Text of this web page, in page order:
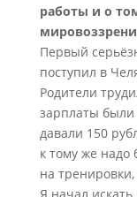
работы и о
Первый
поступил в
Родители
зарплаты были
давали 150
к тому же надо
на